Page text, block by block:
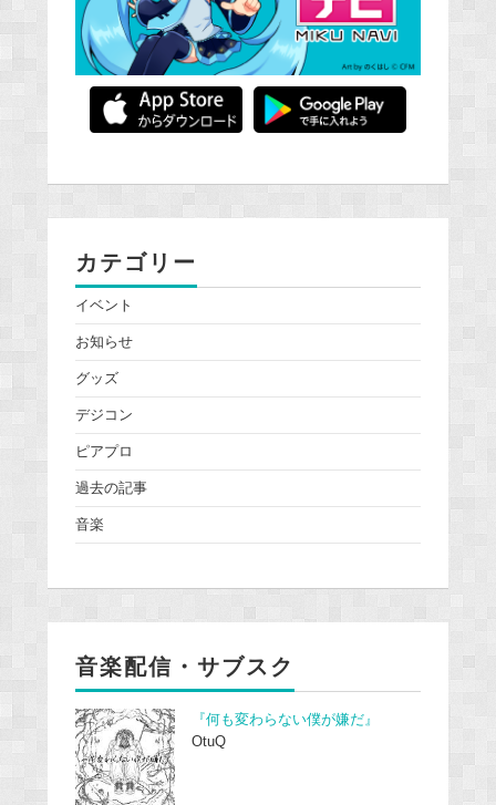
カテゴリー
イベント
お知らせ
グッズ
デジコン
ピアプロ
過去の記事
音楽
音楽配信・サブスク
『何も変わらない僕が嫌だ』
OtuQ